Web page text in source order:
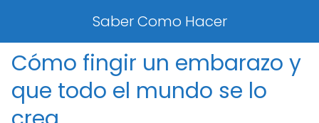
Saber Como Hacer
Cómo fingir un embarazo y
que todo el mundo se lo